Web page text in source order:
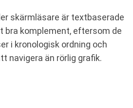
skärmläsare är textbaserade
bra komplement, eftersom de
i kronologisk ordning och
navigera än rörlig grafik.